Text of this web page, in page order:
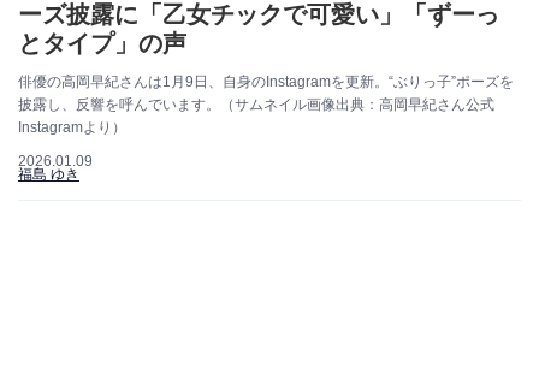
ーズ披露に「乙女チックで可愛い」「ずーっ
とタイプ」の声
俳優の高岡早紀さんは1月9日、自身のInstagramを更新。“ぶりっ子”ポーズを
披露し、反響を呼んでいます。（サムネイル画像出典：高岡早紀さん公式
Instagramより）
2026.01.09
福島 ゆき